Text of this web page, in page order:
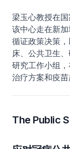
梁玉心教授在国
该中心走在新
循证政策决策
床、公共卫生
研究工作小组
治疗方案和疫苗
The Public